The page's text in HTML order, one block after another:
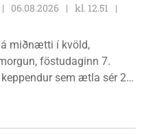
06.08.2026
kl. 12.51
miðnætti í kvöld,
föstudaginn 7.
sem ætla sér 20
kíkja við og styðja